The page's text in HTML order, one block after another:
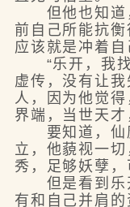
但他也知道，
前自己所能抗衡
应该就是冲着自
“乐开，我找
虚传，没有让
人，因为他觉
界端，当世天才
要知道，仙
立，他藐视一
秀，足够妖孽，
但是看到乐
有和自己并肩的